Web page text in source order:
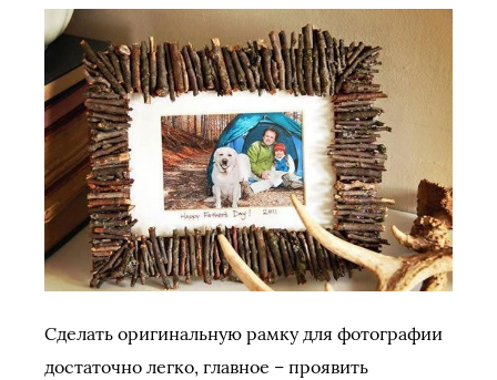
Сделать оригинальную рамку для фотографии
достаточно легко, главное – проявить